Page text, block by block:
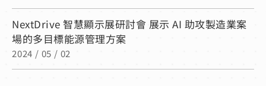
NextDrive 智慧顯示展研討會 展示 AI 助攻製造業案
場的多目標能源管理方案
2024 / 05 / 02